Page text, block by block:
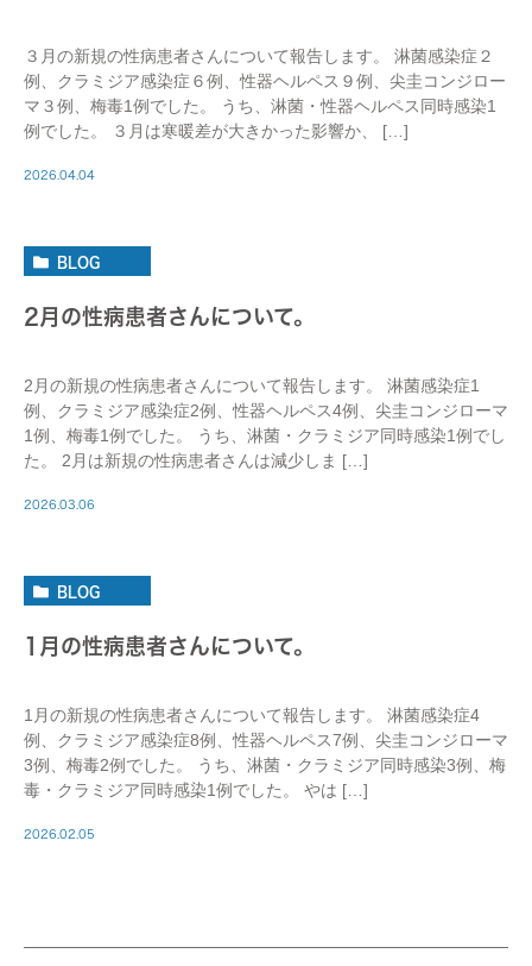
３月の新規の性病患者さんについて報告します。 淋菌感染症２
例、クラミジア感染症６例、性器ヘルペス９例、尖圭コンジロー
マ３例、梅毒1例でした。 うち、淋菌・性器ヘルペス同時感染1
例でした。 ３月は寒暖差が大きかった影響か、 […]
2026.04.04
BLOG
2月の性病患者さんについて。
2月の新規の性病患者さんについて報告します。 淋菌感染症1
例、クラミジア感染症2例、性器ヘルペス4例、尖圭コンジローマ
1例、梅毒1例でした。 うち、淋菌・クラミジア同時感染1例でし
た。 2月は新規の性病患者さんは減少しま […]
2026.03.06
BLOG
1月の性病患者さんについて。
1月の新規の性病患者さんについて報告します。 淋菌感染症4
例、クラミジア感染症8例、性器ヘルペス7例、尖圭コンジローマ
3例、梅毒2例でした。 うち、淋菌・クラミジア同時感染3例、梅
毒・クラミジア同時感染1例でした。 やは […]
2026.02.05